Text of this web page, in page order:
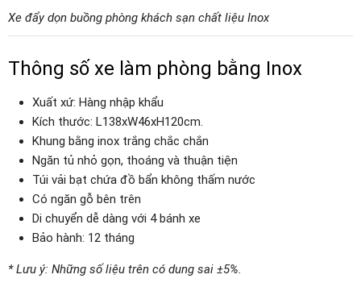
Xe đẩy dọn buồng phòng khách sạn chất liệu Inox
Thông số xe làm phòng bằng Inox
Xuất xứ: Hàng nhập khẩu
Kích thước: L138xW46xH120cm.
Khung bằng inox trắng chắc chắn
Ngăn tủ nhỏ gọn, thoáng và thuận tiện
Túi vải bạt chứa đồ bẩn không thấm nước
Có ngăn gỗ bên trên
Di chuyển dễ dàng với 4 bánh xe
Bảo hành: 12 tháng
* Lưu ý: Những số liệu trên có dung sai ±5%.